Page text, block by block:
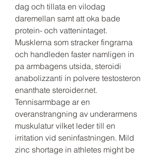
dag och tillata en vilodag
daremellan samt att oka bade
protein- och vattenintaget.
Musklerna som stracker fingrarna
och handleden faster namligen in
pa armbagens utsida, steroidi
anabolizzanti in polvere testosteron
enanthate steroider.net.
Tennisarmbage ar en
overanstrangning av underarmens
muskulatur vilket leder till en
irritation vid seninfastningen. Mild
zinc shortage in athletes might be